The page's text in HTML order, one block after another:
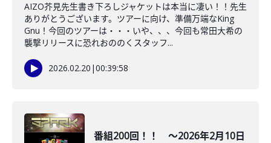
AIZO芥見先生書き下ろしジャケットは本当に凄い！！先生
ありがとうございます。ツアーに向け、準備万端なKing
Gnu！今回のツアーは・・・いや、、、今回も常田大希の
襲撃リリースに恐れおののくスタッフ...
2026.02.20 |00:39:58
番組200回！！ ～2026年2月10日